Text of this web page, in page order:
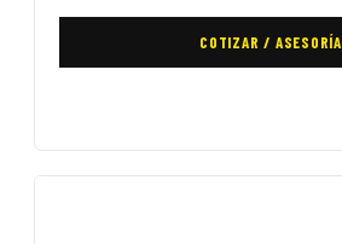
COTIZAR / ASESORÍA